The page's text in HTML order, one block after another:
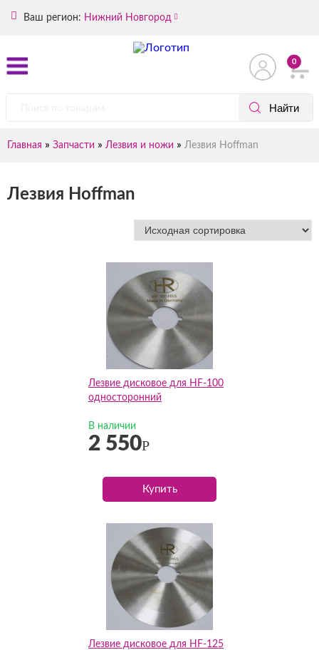
Ваш регион: Нижний Новгород
0
Главная » Запчасти » Лезвия и ножи » Лезвия Hoffman
Лезвия Hoffman
Лезвие дисковое для HF-100
односторонний
В наличии
2 550Р
Купить
Лезвие дисковое для HF-125